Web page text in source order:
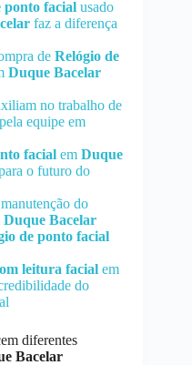
ponto facial usado
faz a diferença
de Relógio de
Duque Bacelar
no trabalho de
equipe em
facial em Duque
o futuro do
do
Duque Bacelar
de ponto facial
leitura facial em
do
diferentes
Bacelar